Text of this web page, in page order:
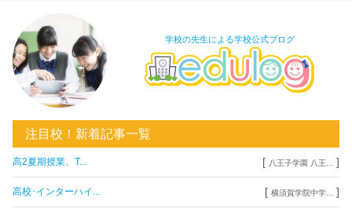
学校の先生による学校公式ブログ
注目校！新着記事一覧
高2夏期授業、T... [ 八王子学園 八王... ]
高校･インターハイ... [ 横須賀学院中学... ]